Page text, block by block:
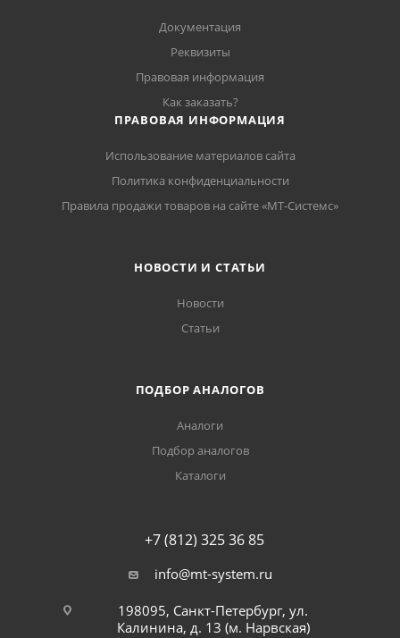
Документация
Реквизиты
Правовая информация
Как заказать?
ПРАВОВАЯ ИНФОРМАЦИЯ
Использование материалов сайта
Политика конфиденциальности
Правила продажи товаров на сайте «МТ-Системс»
НОВОСТИ И СТАТЬИ
Новости
Статьи
ПОДБОР АНАЛОГОВ
Аналоги
Подбор аналогов
Каталоги
+7 (812) 325 36 85
info@mt-system.ru
198095, Санкт-Петербург, ул.
Калинина, д. 13 (м. Нарвская)